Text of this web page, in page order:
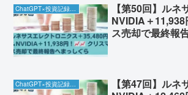
【第50回】ルネ
NVIDIA＋
ス売却で最終報
ChatGPT×投資記録チャレンジ
【第47回】ルネ